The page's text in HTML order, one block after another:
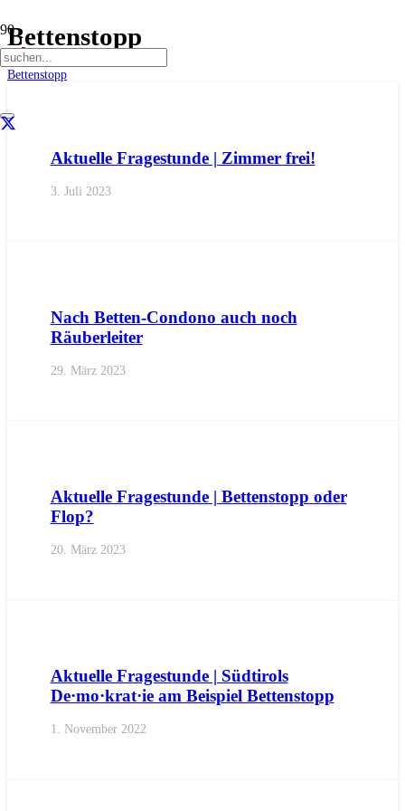
Bettenstopp
Start
Bettenstopp
Aktuelle Fragestunde | Zimmer frei!
3. Juli 2023
Nach Betten-Condono auch noch
Räuberleiter
29. März 2023
Aktuelle Fragestunde | Bettenstopp oder
Flop?
20. März 2023
Aktuelle Fragestunde | Südtirols
De·mo·krat·ie am Beispiel Bettenstopp
1. November 2022